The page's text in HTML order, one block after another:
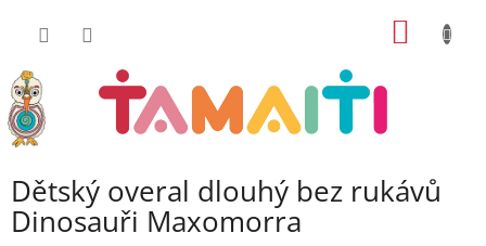
Dětský overal dlouhý bez rukávů
Dinosauři Maxomorra